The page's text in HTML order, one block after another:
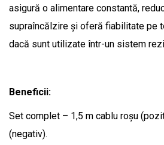
asigură o alimentare constantă,
supraîncălzire și oferă fiabilitate pe
dacă sunt utilizate într-un sistem
Beneficii:
Set complet – 1,5 m cablu roșu
(negativ).